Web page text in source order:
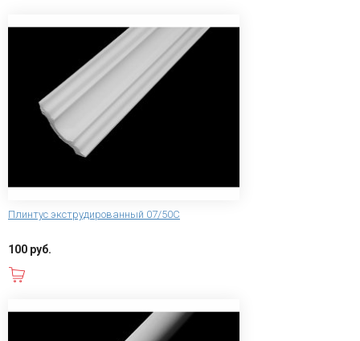
Плинтус экструдированный 07/50C
100 руб.